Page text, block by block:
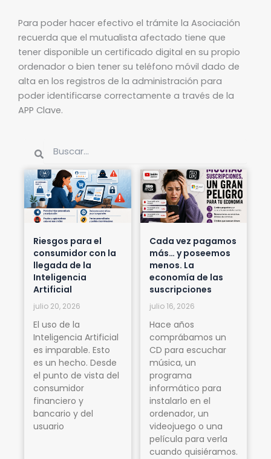
Para poder hacer efectivo el trámite la Asociación
recuerda que el mutualista afectado tiene que
tener disponible un certificado digital en su propio
ordenador o bien tener su teléfono móvil dado de
alta en los registros de la administración para
poder identificarse correctamente a través de la
APP Clave.
Buscar
Riesgos para el
consumidor con la
llegada de la
Inteligencia
Artificial
julio 20, 2026
El uso de la
Inteligencia Artificial
es imparable. Esto
es un hecho. Desde
el punto de vista del
consumidor
financiero y
bancario y del
usuario
Cada vez pagamos
más… y poseemos
menos. La
economía de las
suscripciones
julio 16, 2026
Hace años
comprábamos un
CD para escuchar
música, un
programa
informático para
instalarlo en el
ordenador, un
videojuego o una
película para verla
cuando quisiéramos.